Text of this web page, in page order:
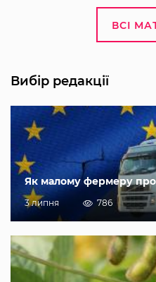
ВСІ
Вибір редакції
Як малому фермеру
3 липня 786